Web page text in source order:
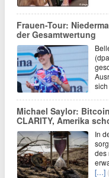
Frauen-Tour:
der Gesamtwertung
sich
Michael Saylor:
CLARITY, Amerika
In
des
[…]